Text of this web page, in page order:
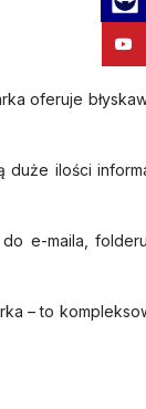
oferuje
ilości
e-maila,
– to